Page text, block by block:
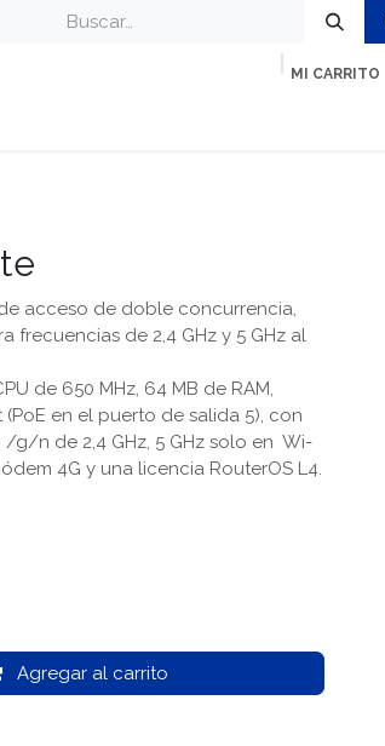
MI CARRITO
acceso de doble concurrencia,
de 2,4 GHz y 5 GHz al
de 650 MHz, 64 MB de RAM,
en el puerto de salida 5), con
g/n de 2,4 GHz, 5 GHz solo en Wi-
4G y una licencia RouterOS L4.
Agregar al carrito